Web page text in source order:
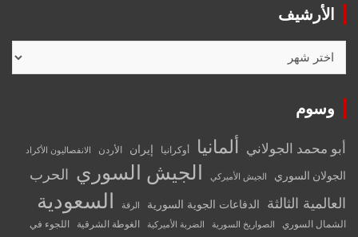
الأرشيف
وسوم
أبو محمد الجولاني ألمانيا أوكرانيا إيران الأردن الانفصاليون الأكراد
الجولان السوري الجيش الأميركي الجيش السوري الحرب
العالمية الثالثة
الدفاعات الجوية السورية الرقة السعودية
الشمال السوري الصواريخ السورية الضربة الأميركية الغوطة الشرقية اللجوء في